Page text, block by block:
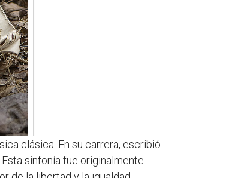
clásica. En su carrera, escribió
. Esta sinfonía fue originalmente